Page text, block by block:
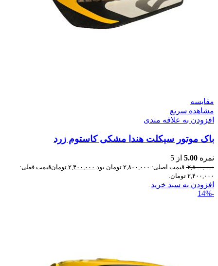
مقایسه
مشاهده سریع
افزودن به علاقه مندی
باک موتور سیکلت هندا مشکی کاستوم زرد
نمره 5.00 از 5
۲,۸۰۰,۰۰۰ قیمت اصلی: ۲,۸۰۰,۰۰۰ تومان بود. ۲,۴۰۰,۰۰۰ تومانقیمت فعلی:
۲,۴۰۰,۰۰۰ تومان.
افزودن به سبد خرید
-14%